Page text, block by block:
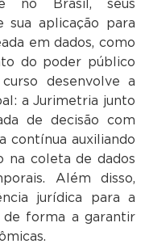
no Brasil, seus
sua aplicação para
em dados, como
do poder público
desenvolve a
a Jurimetria junto
de decisão com
contínua auxiliando
na coleta de dados
Além disso,
jurídica para a
de forma a garantir